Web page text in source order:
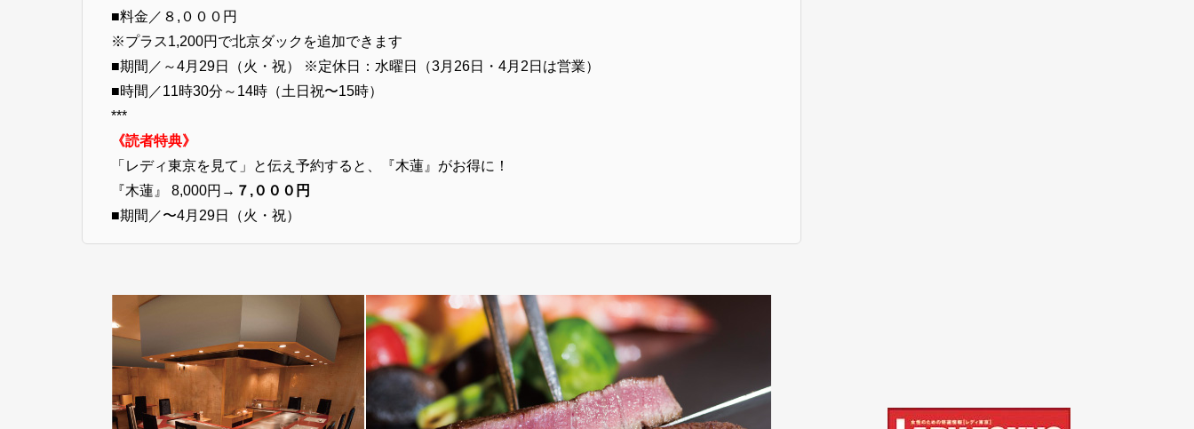
■料金／８,０００円
※プラス1,200円で北京ダックを追加できます
■期間／～4月29日（火・祝） ※定休日：水曜日（3月26日・4月2日は営業）
■時間／11時30分～14時（土日祝〜15時）
***
《読者特典》
「レディ東京を見て」と伝え予約すると、『木蓮』がお得に！
『木蓮』 8,000円→ ７,０００円
■期間／〜4月29日（火・祝）